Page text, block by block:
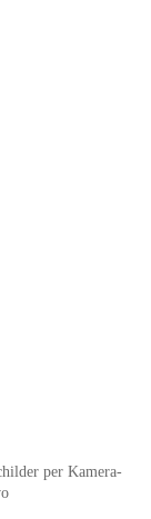
per Kamera-